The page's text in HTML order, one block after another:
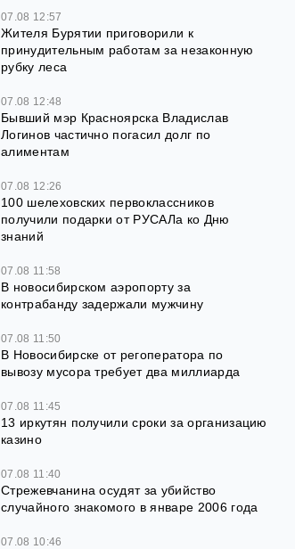
07.08 12:57
Жителя Бурятии приговорили к
принудительным работам за незаконную
рубку леса
07.08 12:48
Бывший мэр Красноярска Владислав
Логинов частично погасил долг по
алиментам
07.08 12:26
100 шелеховских первоклассников
получили подарки от РУСАЛа ко Дню
знаний
07.08 11:58
В новосибирском аэропорту за
контрабанду задержали мужчину
07.08 11:50
В Новосибирске от регоператора по
вывозу мусора требует два миллиарда
07.08 11:45
13 иркутян получили сроки за организацию
казино
07.08 11:40
Стрежевчанина осудят за убийство
случайного знакомого в январе 2006 года
07.08 10:46